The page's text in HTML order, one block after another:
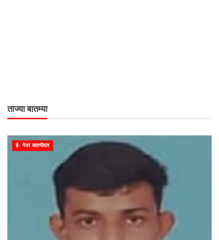
ताज्या बातम्या
ई- पेपर बातमीदार